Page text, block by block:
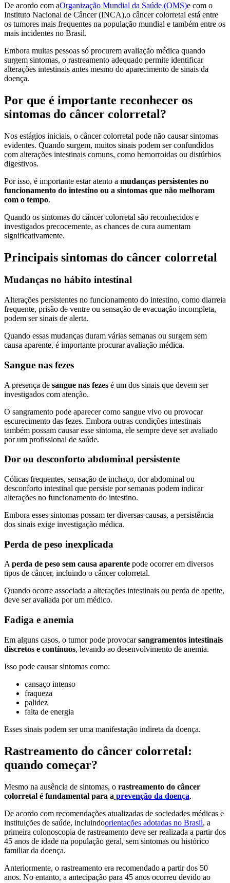
De acordo com aOrganização Mundial da Saúde (OMS)e com o
Instituto Nacional de Câncer (INCA),o câncer colorretal está entre
os tumores mais frequentes na população mundial e também entre os
mais incidentes no Brasil.
Embora muitas pessoas só procurem avaliação médica quando
surgem sintomas, o rastreamento adequado permite identificar
alterações intestinais antes mesmo do aparecimento de sinais da
doença.
Por que é importante reconhecer os
sintomas do câncer colorretal?
Nos estágios iniciais, o câncer colorretal pode não causar sintomas
evidentes. Quando surgem, muitos sinais podem ser confundidos
com alterações intestinais comuns, como hemorroidas ou distúrbios
digestivos.
Por isso, é importante estar atento a mudanças persistentes no
funcionamento do intestino ou a sintomas que não melhoram
com o tempo.
Quando os sintomas do câncer colorretal são reconhecidos e
investigados precocemente, as chances de cura aumentam
significativamente.
Principais sintomas do câncer colorretal
Mudanças no hábito intestinal
Alterações persistentes no funcionamento do intestino, como diarreia
frequente, prisão de ventre ou sensação de evacuação incompleta,
podem ser sinais de alerta.
Quando essas mudanças duram várias semanas ou surgem sem
causa aparente, é importante procurar avaliação médica.
Sangue nas fezes
A presença de sangue nas fezes é um dos sinais que devem ser
investigados com atenção.
O sangramento pode aparecer como sangue vivo ou provocar
escurecimento das fezes. Embora outras condições intestinais
também possam causar esse sintoma, ele sempre deve ser avaliado
por um profissional de saúde.
Dor ou desconforto abdominal persistente
Cólicas frequentes, sensação de inchaço, dor abdominal ou
desconforto intestinal que persiste por semanas podem indicar
alterações no funcionamento do intestino.
Embora esses sintomas possam ter diversas causas, a persistência
dos sinais exige investigação médica.
Perda de peso inexplicada
Aperda de peso sem causa aparente pode ocorrer em diversos
tipos de câncer, incluindo o câncer colorretal.
Quando ocorre associada a alterações intestinais ou perda de apetite,
deve ser avaliada por um médico.
Fadiga e anemia
Em alguns casos, o tumor pode provocarsangramentos intestinais
discretos e contínuos, levando ao desenvolvimento de anemia.
Isso pode causar sintomas como:
cansaço intenso
fraqueza
palidez
falta de energia
Esses sinais podem ser uma manifestação indireta da doença.
Rastreamento do câncer colorretal:
quando começar?
Mesmo na ausência de sintomas, o rastreamento do câncer
colorretal é fundamental para a prevenção da doença.
De acordo com recomendações atualizadas de sociedades médicas e
instituições de saúde, incluindoorientações adotadas no Brasil, a
primeira colonoscopia de rastreamento deve ser realizada a partir dos
45 anos de idade na população geral, sem sintomas ou histórico
familiar da doença.
Anteriormente, o rastreamento era recomendado a partir dos 50
anos. No entanto, a antecipação para 45 anos ocorreu devido ao